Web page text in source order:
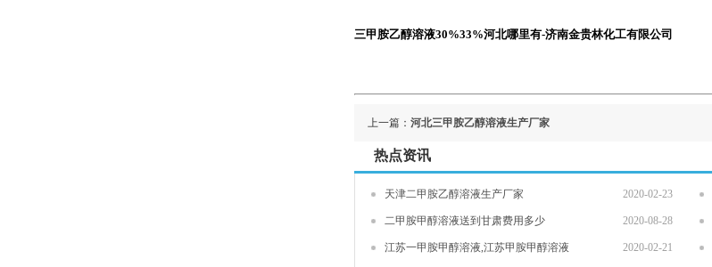
三甲胺乙醇溶液30%33%河北哪里有-济南金贵林化工有限公司
上一篇： 河北三甲胺乙醇溶液生产厂家
热点资讯
2020-02-23
天津二甲胺乙醇溶液生产厂家
2020-08-28
二甲胺甲醇溶液送到甘肃费用多少
2020-02-21
江苏一甲胺甲醇溶液,江苏甲胺甲醇溶液